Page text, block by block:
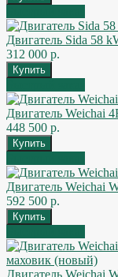
Двигатель Sida 58
312 000 р.
Двигатель Weichai
448 500 р.
Двигатель Weichai
592 500 р.
Двигатель Weichai